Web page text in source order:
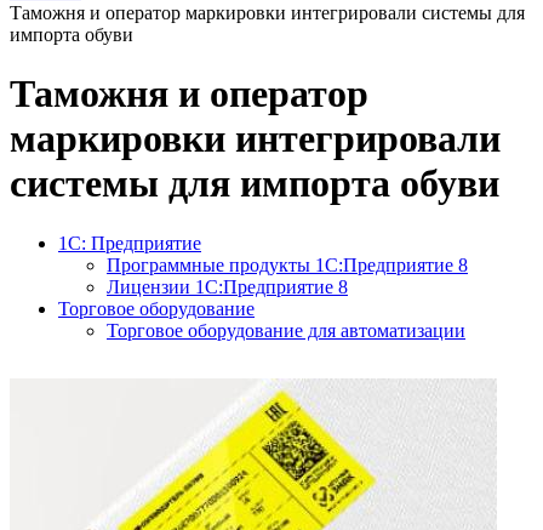
Таможня и оператор маркировки интегрировали системы для
импорта обуви
Таможня и оператор
маркировки интегрировали
системы для импорта обуви
1С: Предприятие
Программные продукты 1С:Предприятие 8
Лицензии 1С:Предприятие 8
Торговое оборудование
Торговое оборудование для автоматизации